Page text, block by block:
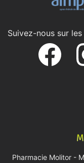
Suivez-nous sur
Pharmacie Molitor -